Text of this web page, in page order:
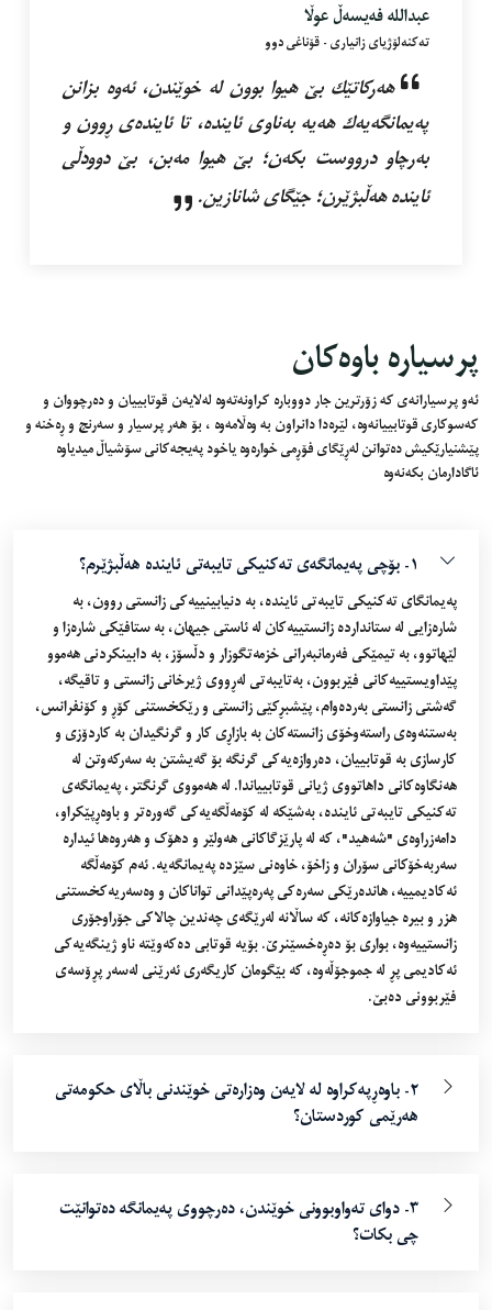
عبداللە فەیسەڵ عوڵا
تەکنەلۆژیای زانیاری - قۆناغی دوو
هەرکاتێك بێ هیوا بوون لە خوێندن، ئەوە بزانن
پەیمانگەیەك هەیە بەناوی ئایندە، تا ئایندەی ڕوون و
بەرچاو درووست بکەن؛ بێ هیوا مەبن، بێ دوودڵی
ئایندە هەڵبژێرن؛ جێگای شانازین.
پرسیارە باوەکان
ئەو پرسیارانەی کە زۆرترین جار دووبارە کراونەتەوە لەلایەن قوتابییان و دەرچووان و
کەسوکاری قوتابییانەوە، لێرەدا دانراون بە وەڵامەوە ، بۆ هەر پرسیار و سەرنج و ڕەخنە و
پێشنیارێکیش دەتوانن لەڕێگای فۆڕمی خوارەوە یاخود پەیجەکانی سۆشیاڵ میدیاوە
ئاگادارمان بکەنەوە
١- بۆچی پەیمانگەی تەکنیکی تایبەتی ئایندە هەڵبژێرم؟
پەیمانگای تەکنیکی تایبەتى ئایندە، بە دنیابینییەکى زانستى روون، بە
شارەزایى لە ستانداردە زانستییەکان لە ئاستى جیهان، بە ستافێکى شارەزا و
لێهاتوو، بە تیمێکى فەرمانبەرانى خزمەتگوزار و دڵسۆز، بە دابینکردنى هەموو
پێداویستییەکانى فێربوون، بەتایبەتى لەڕووى ژیرخانى زانستى و تاقیگە،
گەشتى زانستى بەردەوام، پێشبڕکێى زانستى و رێکخستنى کۆڕ و کۆنفرانس،
بەستنەوەى راستەوخۆى زانستەکان بە بازاڕى کار و گرنگیدان بە کاردۆزى و
کارسازى بە قوتابییان، دەروازەیەکی گرنگە بۆ گەیشتن بە سەرکەوتن لە
هەنگاوەکانى داهاتووى ژیانى قوتابییاندا. لە هەمووى گرنگتر، پەیمانگەى
تەکنیکى تایبەتى ئایندە، بەشێکە لە کۆمەڵگەیەکى گەورەتر و باوەڕپێکراو،
دامەزراوەى "شەهید"، کە لە پارێزگاکانى هەولێر و دهۆک و هەروەها ئیدارە
سەربەخۆکانى سۆران و زاخۆ، خاوەنى سێزدە پەیمانگەیە. ئەم کۆمەڵگە
ئەکادیمییە، هاندەرێکى سەرەکى پەرەپێدانى تواناکان و وەسەریەکخستنى
هزر و بیرە جیاوازەکانە، کە ساڵانە لەرێگەى چەندین چالاکى جۆراوجۆرى
زانستییەوە، بوارى بۆ دەڕەخسێنرێ. بۆیە قوتابى دەکەوێتە ناو ژینگەیەکى
ئەکادیمى پڕ لە جموجۆڵەوە، کە بێگومان کاریگەرى ئەرێنى لەسەر پڕۆسەى
فێربوونى دەبێ.
٢- باوەڕپەکراوە لە لایەن وەزارەتی خوێندنی باڵای حکومەتی
هەرێمی کوردستان؟
٣- دوای تەواوبوونی خوێندن، دەرچووی پەیمانگە دەتوانێت
چی بکات؟